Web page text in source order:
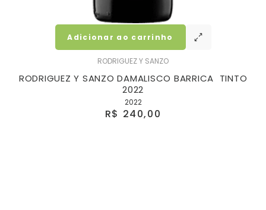
RODRIGUEZ Y SANZO
RODRIGUEZ Y SANZO DAMALISCO BARRICA TINTO
2022
2022
R$ 240,00
Adicionar ao carrinho